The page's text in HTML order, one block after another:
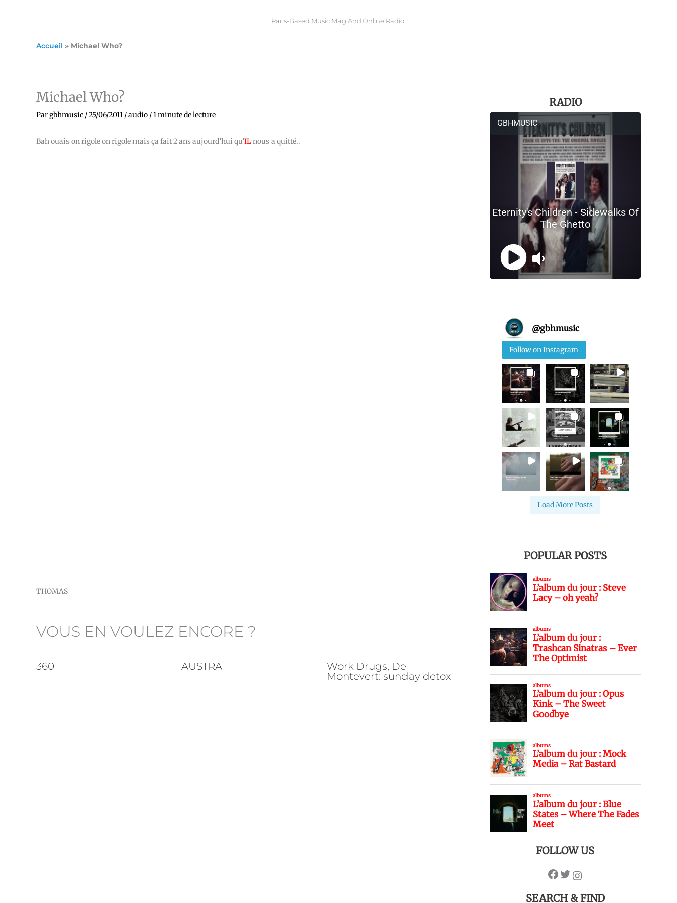
Paris-Based Music Mag And Online Radio.
Accueil » Michael Who?
Michael Who?
Pargbhmusic /25/06/2011 /audio /1 minute de lecture
Bah ouais on rigole on rigole mais ça fait 2 ans aujourd’hui qu’ILnous a quitté..
THOMAS
VOUS EN VOULEZ ENCORE ?
360 AUSTRA
Work Drugs, De
Montevert: sunday detox
RADIO
@gbhmusic
Follow on Instagram
Load More Posts
POPULAR POSTS
FOLLOW US
SEARCH & FIND